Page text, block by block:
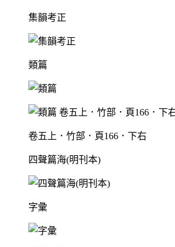
集韻考正
類篇
卷五上．竹部．頁166．下右
四聲篇海(明刊本)
字彙